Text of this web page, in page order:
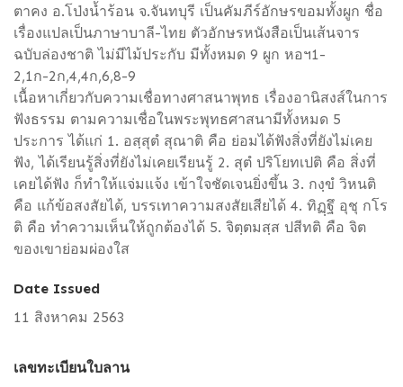
ตาคง อ.โป่งน้ำร้อน จ.จันทบุรี เป็นคัมภีร์อักษรขอมทั้งผูก ชื่อ
เรื่องแปลเป็นภาษาบาลี-ไทย ตัวอักษรหนังสือเป็นเส้นจาร
ฉบับล่องชาติ ไม่มีไม้ประกับ มีทั้งหมด 9 ผูก หอฯ1-
2,1ก-2ก,4,4ก,6,8-9
เนื้อหาเกี่ยวกับความเชื่อทางศาสนาพุทธ เรื่องอานิสงส์ในการ
ฟังธรรม ตามความเชื่อในพระพุทธศาสนามีทั้งหมด 5
ประการ ได้แก่ 1. อสฺสุตํ สุณาติ คือ ย่อมได้ฟังสิ่งที่ยังไม่เคย
ฟัง, ได้เรียนรู้สิ่งที่ยังไม่เคยเรียนรู้ 2. สุตํ ปริโยทเปติ คือ สิ่งที่
เคยได้ฟัง ก็ทำให้แจ่มแจ้ง เข้าใจชัดเจนยิ่งขึ้น 3. กงฺขํ วิหนติ
คือ แก้ข้อสงสัยได้, บรรเทาความสงสัยเสียได้ 4. ทิฏฺฐึ อุชุ กโร
ติ คือ ทำความเห็นให้ถูกต้องได้ 5. จิตฺตมสฺส ปสีทติ คือ จิต
ของเขาย่อมผ่องใส
Date Issued
11 สิงหาคม 2563
เลขทะเบียนใบลาน